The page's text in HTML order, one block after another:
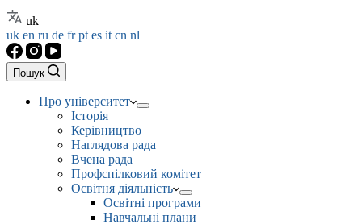
uk
uk en ru de frpt es it cn nl
Пошук
Про університет
Історія
Керівництво
Наглядова рада
Вчена рада
Профспілковий комітет
Освітня діяльність
Освітні програми
Навчальні плани